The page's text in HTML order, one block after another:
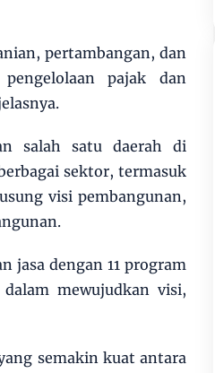
pertambangan, dan
pajak dan
salah satu daerah di
sektor, termasuk
visi pembangunan,
jasa dengan 11 program
mewujudkan visi,
semakin kuat antara